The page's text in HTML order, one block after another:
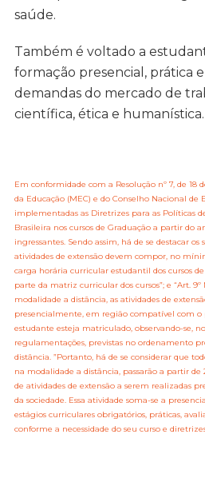
saúde.
Também é voltado a
formação presencial, prática
demandas do mercado de
científica, ética e humanística.
Em conformidade com a Resolução nº 7, de 18
da Educação (MEC) e do Conselho Nacional de
implementadas as Diretrizes para as Políticas
Brasileira nos cursos de Graduação a partir do
ingressantes. Sendo assim, há de se destacar os
atividades de extensão devem compor, no
carga horária curricular estudantil dos cursos
parte da matriz curricular dos cursos”; e “Art. 9º
modalidade a distância, as atividades de
presencialmente, em região compatível com o
estudante esteja matriculado, observando-se,
regulamentações, previstas no ordenamento
distância. ”Portanto, há de se considerar que
na modalidade a distância, passarão a partir de
de atividades de extensão a serem realizadas
da sociedade. Essa atividade soma-se a
estágios curriculares obrigatórios, práticas,
conforme a necessidade do seu curso e